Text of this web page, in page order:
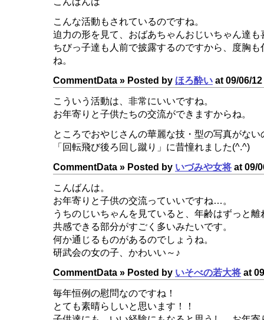
こんな活動もされているのですね。
迫力の形を見て、おばあちゃんおじいちゃん達
ちびっ子達も人前で披露するのですから、度胸
ね。
CommentData » Posted by ほろ酔い at 09/06/12
こういう活動は、非常にいいですね。
お年寄りと子供たちの交流ができますからね。
ところでおやじさんの華麗な技・型の写真がな
「回転飛び後ろ回し蹴り」に昔憧れました(^.^)
CommentData » Posted by いづみや女将 at 09/
こんばんは。
お年寄りと子供の交流っていいですね…。
うちのじいちゃんを見ていると、年齢はずっと離
共感できる部分がすごく多いみたいです。
何か通じるものがあるのでしょうね。
研武会の女の子、かわいい～♪
CommentData » Posted by いそべの若大将 at
毎年恒例の慰問なのですね！
とても素晴らしいと思います！！